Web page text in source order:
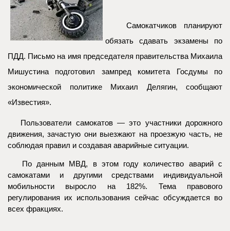
Самокатчиков планируют
обязать сдавать экзамены по
ПДД. Письмо на имя председателя правительства Михаила
Мишустина подготовил зампред комитета Госдумы по
экономической политике Михаил Делягин, сообщают
«Известия».
Пользователи самокатов — это участники дорожного
движения, зачастую они выезжают на проезжую часть, не
соблюдая правил и создавая аварийные ситуации.
По данным МВД, в этом году количество аварий с
самокатами и другими средствами индивидуальной
мобильности выросло на 182%. Тема правового
регулирования их использования сейчас обсуждается во
всех фракциях.